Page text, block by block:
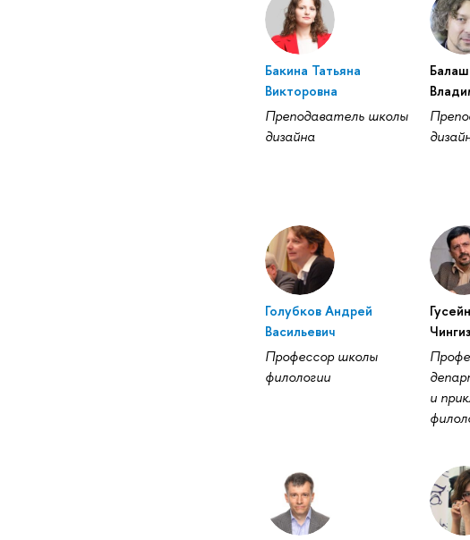
Бакина Татьяна
Викторовна
Преподаватель школы
дизайна
Голубков Андрей
Васильевич
Профессор школы
филологии
и